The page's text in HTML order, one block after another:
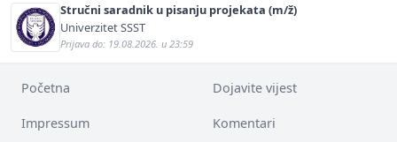
Stručni saradnik u pisanju projekata (m/ž)
Univerzitet SSST
Prijava do: 19.08.2026. u 23:59
Početna Dojavite vijest
Impressum Komentari